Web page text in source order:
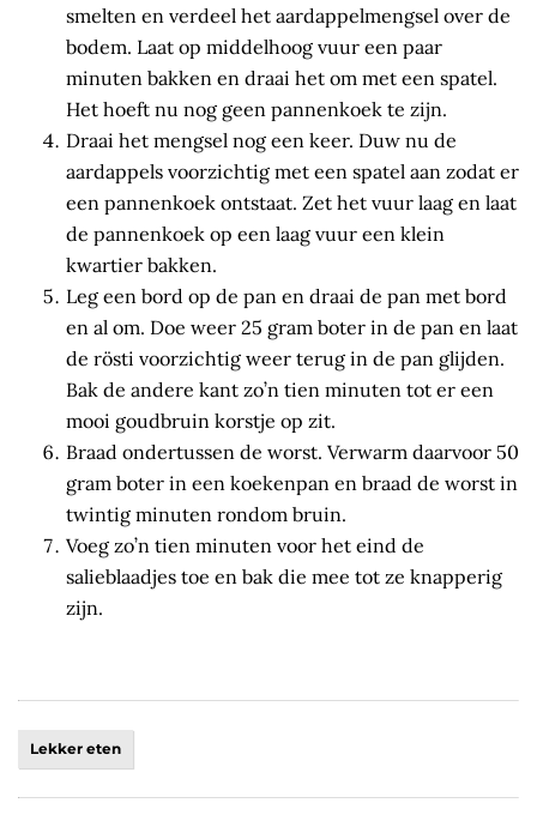
smelten en verdeel het aardappelmengsel over de
bodem. Laat op middelhoog vuur een paar
minuten bakken en draai het om met een spatel.
Het hoeft nu nog geen pannenkoek te zijn.
Draai het mengsel nog een keer. Duw nu de
aardappels voorzichtig met een spatel aan zodat er
een pannenkoek ontstaat. Zet het vuur laag en laat
de pannenkoek op een laag vuur een klein
kwartier bakken.
Leg een bord op de pan en draai de pan met bord
en al om. Doe weer 25 gram boter in de pan en laat
de rösti voorzichtig weer terug in de pan glijden.
Bak de andere kant zo’n tien minuten tot er een
mooi goudbruin korstje op zit.
Braad ondertussen de worst. Verwarm daarvoor 50
gram boter in een koekenpan en braad de worst in
twintig minuten rondom bruin.
Voeg zo’n tien minuten voor het eind de
salieblaadjes toe en bak die mee tot ze knapperig
zijn.
Lekker eten